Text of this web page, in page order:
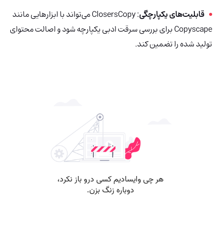
قابلیت‌های یکپارچگی
: ClosersCopy می‌تواند با ابزارهایی مانند
Copyscape برای بررسی سرقت ادبی یکپارچه شود و اصالت محتوای
تولید شده را تضمین کند.